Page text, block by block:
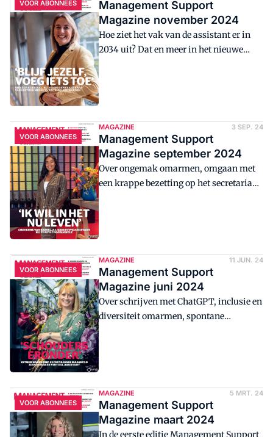
VOOR ABONNEES
Management Support
Magazine november 2024
Hoe ziet het vak van de assistant er in
2034 uit? Dat en meer in het nieuwe
Management Support Magazine.
VOOR ABONNEES
MAGAZINE 3 SEP. 24
Management Support
Magazine september 2024
Over ongemak omarmen, omgaan met
een krappe bezetting op het secretariaat,
werken met Canva en meer in het
nieuwe Management Support
VOOR ABONNEES
MAGAZINE 11 JUN. 24
Management Support
Magazine juni 2024
Over schrijven met ChatGPT, inclusie en
diversiteit omarmen, spontane
gesprekken en meer in het nieuwe
Management Support Magazine.
VOOR ABONNEES
MAGAZINE 5 MRT. 24
Management Support
Magazine maart 2024
In de eerste editie Management Support